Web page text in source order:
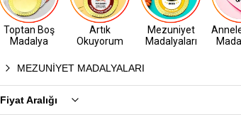
Toptan Boş
Madalya
Artık
Okuyorum
Mezuniyet
Madalyaları
MEZUNİYET MADALYALARI
Fiyat Aralığı